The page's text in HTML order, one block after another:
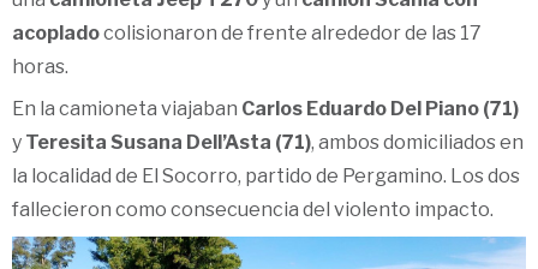
acopladocolisionaron de frente alrededor de las 17
horas.
En la camioneta viajaban Carlos Eduardo Del Piano (71)
y Teresita Susana Dell’Asta (71), ambos domiciliados en
la localidad de El Socorro, partido de Pergamino. Los dos
fallecieron como consecuencia del violento impacto.